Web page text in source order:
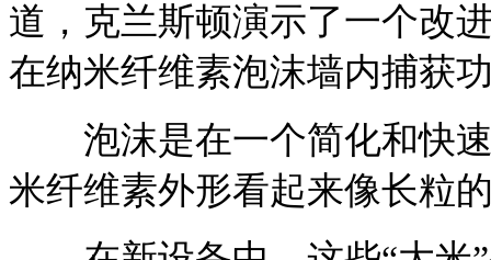
道，克兰斯顿演示了一个改
在纳米纤维素泡沫墙内捕获
泡沫是在一个简化和快速
米纤维素外形看起来像长粒